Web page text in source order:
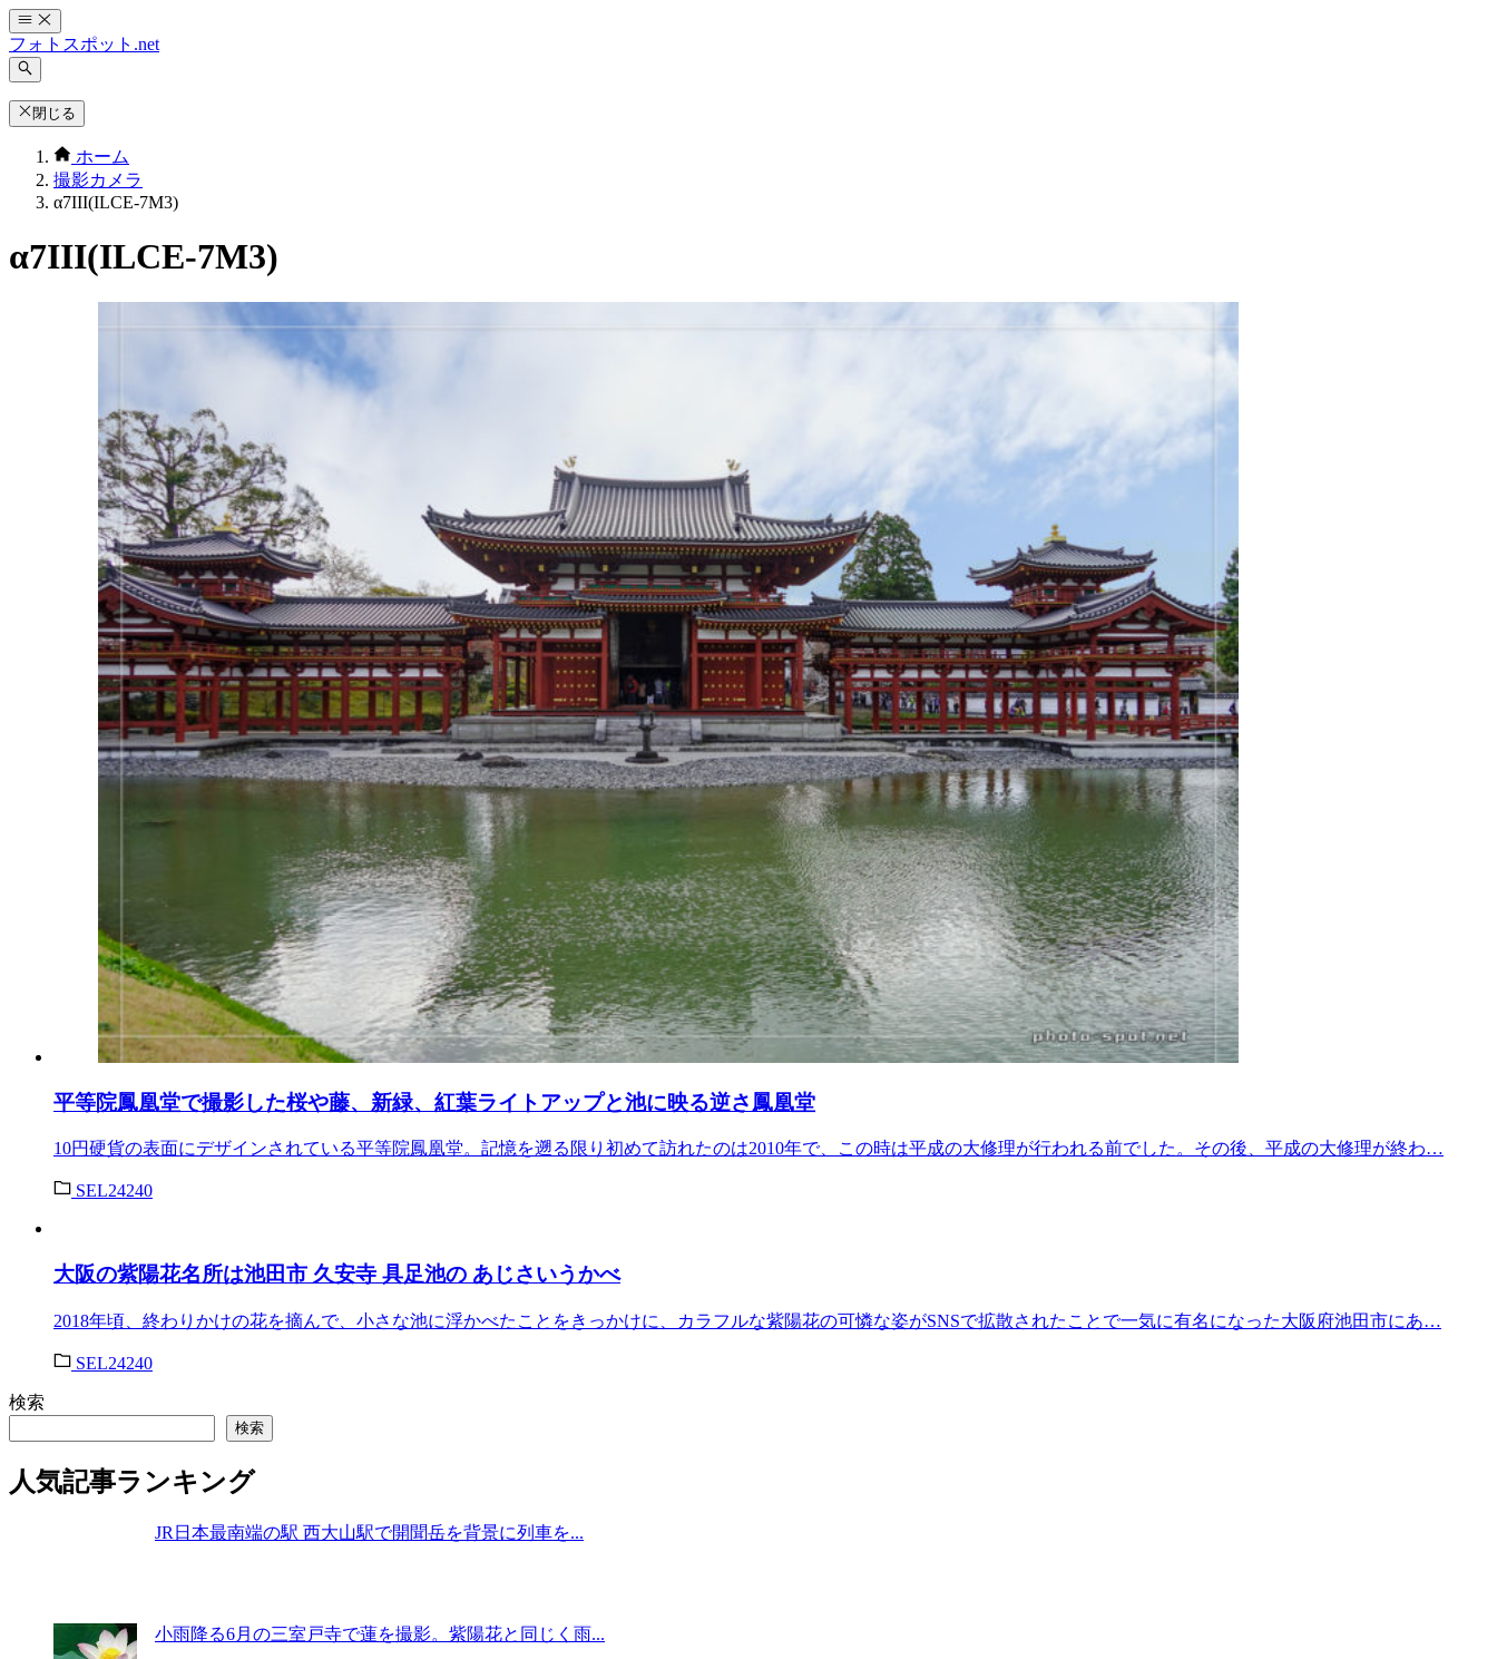
コ
ン
テ
ン
ツ
フォトスポット.net
閉じる
ホーム
撮影カメラ
α7III(ILCE-7M3)
α7III(ILCE-7M3)
平等院鳳凰堂で撮影した桜や藤、新緑、紅葉ライトアップと池に映る逆さ鳳凰堂
10円硬貨の表面にデザインされている平等院鳳凰堂。記憶を遡る限り初めて訪れたのは2010年で、この時は平成の大修理が行われる前でした。その後、平成の大修理が終わ…
SEL24240
大阪の紫陽花名所は池田市 久安寺 具足池の あじさいうかべ
2018年頃、終わりかけの花を摘んで、小さな池に浮かべたことをきっかけに、カラフルな紫陽花の可憐な姿がSNSで拡散されたことで一気に有名になった大阪府池田市にあ…
SEL24240
検索
検索
人気記事ランキング
JR日本最南端の駅 西大山駅で開聞岳を背景に列車を...
小雨降る6月の三室戸寺で蓮を撮影。紫陽花と同じく雨...